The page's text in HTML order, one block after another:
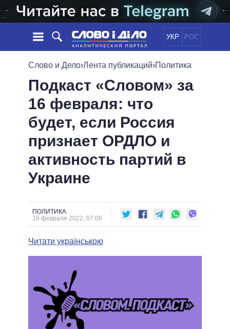
УКР РОС
НОВОСТИ
ЛЕНТА
СОБЫТИЯ
СТАТЬИ
МНЕНИЯ
ОБЗОРЫ
ДАЙДЖЕСТЫ
ПОЛИТИКА
ЭКОНОМИКА
ОБЩЕСТВО
ОБЕЩАНИЯ
ПОЛИТИКИ
ВСЕ ПОЛИТИКИ
ПРЕЗИДЕНТ И ОФИС
ВЕРХОВНАЯ РАДА
КАБИНЕТ МИНИСТРОВ
МЭРЫ
ВСЕ ПЕРСОНЫ
ВИДЕО
ПОДДЕРЖАТЬ
СРАВНЕНИЕ ПОЛИТИКОВ
Слово и Дело›Лента публикаций›Политика
Подкаст «Словом» за
16 февраля: что
будет, если Россия
признает ОРДЛО и
активность партий в
Украине
ПОЛИТИКА
16 февраля 2022, 07:06
Читати українською